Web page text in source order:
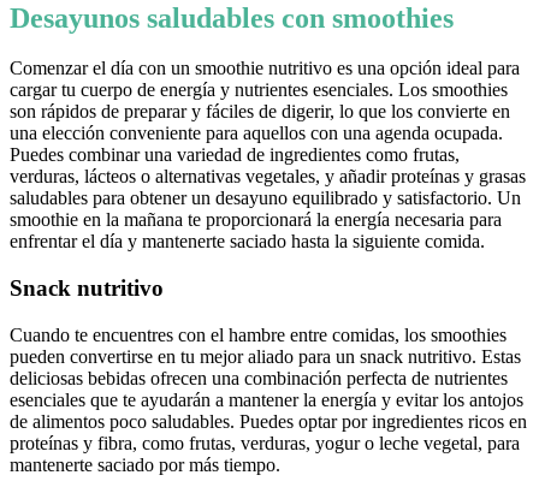
Desayunos saludables con smoothies
Comenzar el día con un smoothie nutritivo es una opción ideal para
cargar tu cuerpo de energía y nutrientes esenciales. Los smoothies
son rápidos de preparar y fáciles de digerir, lo que los convierte en
una elección conveniente para aquellos con una agenda ocupada.
Puedes combinar una variedad de ingredientes como frutas,
verduras, lácteos o alternativas vegetales, y añadir proteínas y grasas
saludables para obtener un desayuno equilibrado y satisfactorio. Un
smoothie en la mañana te proporcionará la energía necesaria para
enfrentar el día y mantenerte saciado hasta la siguiente comida.
Snack nutritivo
Cuando te encuentres con el hambre entre comidas, los smoothies
pueden convertirse en tu mejor aliado para un snack nutritivo. Estas
deliciosas bebidas ofrecen una combinación perfecta de nutrientes
esenciales que te ayudarán a mantener la energía y evitar los antojos
de alimentos poco saludables. Puedes optar por ingredientes ricos en
proteínas y fibra, como frutas, verduras, yogur o leche vegetal, para
mantenerte saciado por más tiempo.